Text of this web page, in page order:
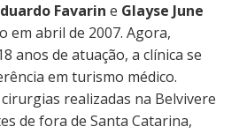
Favarin e Glayse June
em abril de 2007. Agora,
anos de atuação, a clínica se
em turismo médico.
realizadas na Belvivere
de fora de Santa Catarina,